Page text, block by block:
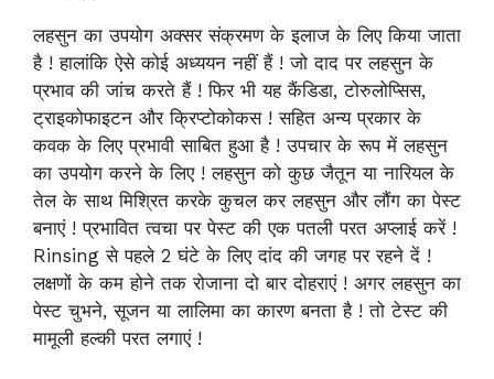
लहसुन का उपयोग अक्सर संक्रमण के इलाज के लिए किया जाता
है ! हालांकि ऐसे कोई अध्ययन नहीं हैं ! जो दाद पर लहसुन के
प्रभाव की जांच करते हैं ! फिर भी यह कैंडिडा, टोरुलोप्सिस,
ट्राइकोफाइटन और क्रिप्टोकोकस ! सहित अन्य प्रकार के
कवक के लिए प्रभावी साबित हुआ है ! उपचार के रूप में लहसुन
का उपयोग करने के लिए ! लहसुन को कुछ जैतून या नारियल के
तेल के साथ मिश्रित करके कुचल कर लहसुन और लौंग का पेस्ट
बनाएं ! प्रभावित त्वचा पर पेस्ट की एक पतली परत अप्लाई करें !
Rinsing से पहले 2 घंटे के लिए दांद की जगह पर रहने दें !
लक्षणों के कम होने तक रोजाना दो बार दोहराएं ! अगर लहसुन का
पेस्ट चुभने, सूजन या लालिमा का कारण बनता है ! तो टेस्ट की
मामूली हल्की परत लगाएं !